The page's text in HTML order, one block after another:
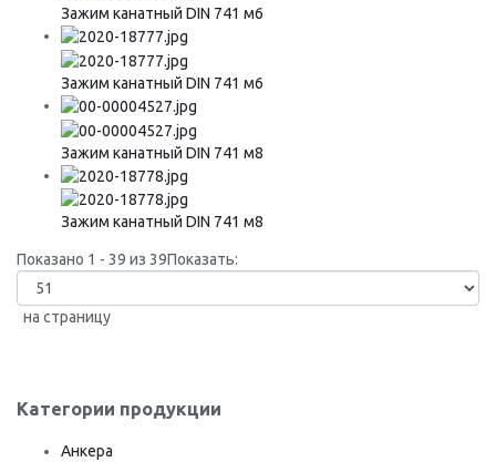
Зажим канатный DIN 741 м6
Зажим канатный DIN 741 м6
Зажим канатный DIN 741 м8
Зажим канатный DIN 741 м8
Показано 1 - 39 из 39Показать:
на страницу
Категории продукции
Анкера